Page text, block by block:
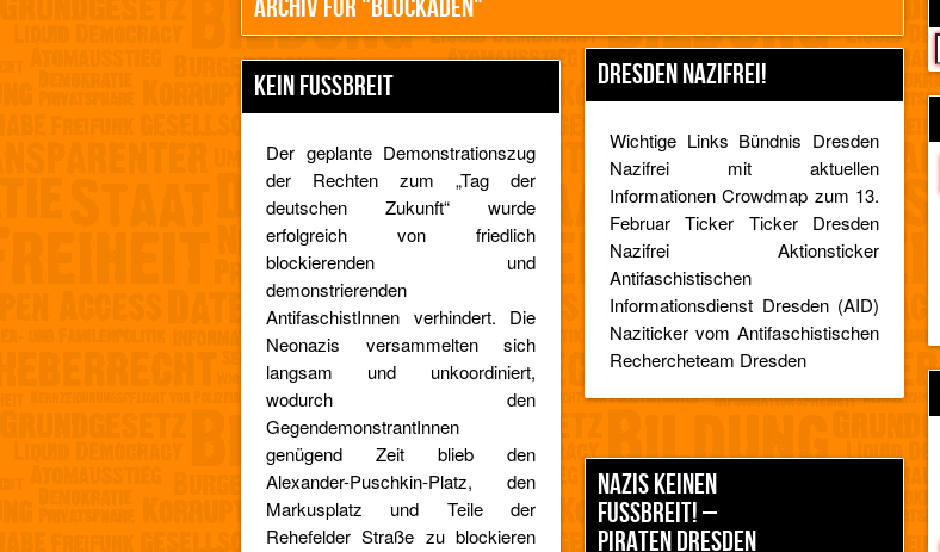
ARCHIV FÜR "BLOCKADEN"
KEIN FUSSBREIT
Der geplante Demonstrationszug
der Rechten zum „Tag der
deutschen Zukunft“ wurde
erfolgreich von friedlich
blockierenden und
demonstrierenden
AntifaschistInnen verhindert. Die
Neonazis versammelten sich
langsam und unkoordiniert,
wodurch den
GegendemonstrantInnen
genügend Zeit blieb den
Alexander-Puschkin-Platz, den
Markusplatz und Teile der
Rehefelder Straße zu blockieren
DRESDEN NAZIFREI!
Wichtige Links Bündnis Dresden
Nazifrei mit aktuellen
Informationen Crowdmap zum 13.
Februar Ticker Ticker Dresden
Nazifrei Aktionsticker
Antifaschistischen
Informationsdienst Dresden (AID)
Naziticker vom Antifaschistischen
Rechercheteam Dresden
NAZIS KEINEN
FUSSBREIT! – P
IRATEN DRESDEN U